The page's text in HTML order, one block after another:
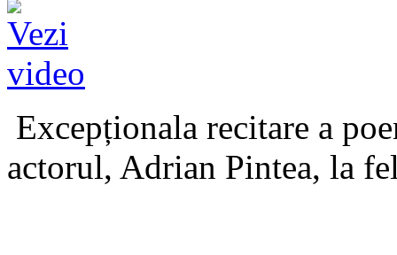
Excepționala recitare a
actorul, Adrian Pintea, la